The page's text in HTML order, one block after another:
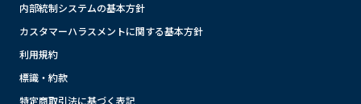
内部統制システムの基本方針
カスタマーハラスメントに関する基本方針
利用規約
標識・約款
特定商取引法に基づく表記